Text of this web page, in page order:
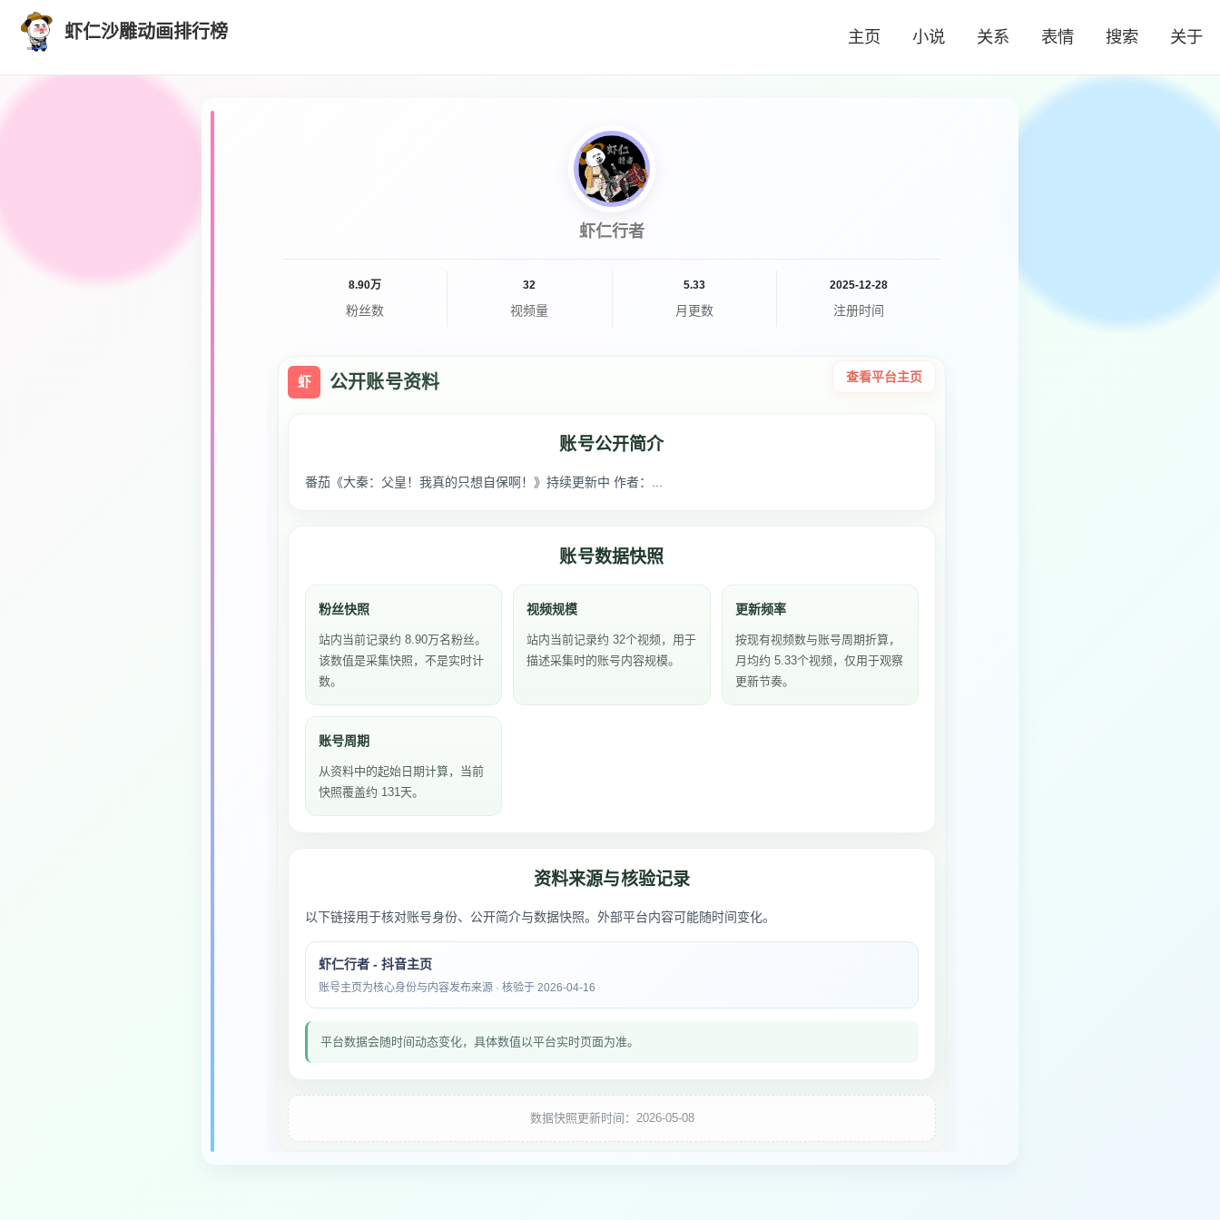
虾仁沙雕动画排行榜 主页 小说 关系 表情 搜索 关于
虾仁行者
8.90万
粉丝数
32
视频量
5.33
月更数
2025-12-28
注册时间
虾 公开账号资料 查看平台主页
账号公开简介
番茄《大秦：父皇！我真的只想自保啊！》持续更新中 作者：...
账号数据快照
粉丝快照
站内当前记录约 8.90万名粉丝。
该数值是采集快照，不是实时计
数。
视频规模
站内当前记录约 32个视频，用于
描述采集时的账号内容规模。
更新频率
按现有视频数与账号周期折算，
月均约 5.33个视频，仅用于观察
更新节奏。
账号周期
从资料中的起始日期计算，当前
快照覆盖约 131天。
资料来源与核验记录
以下链接用于核对账号身份、公开简介与数据快照。外部平台内容可能随时间变化。
虾仁行者 - 抖音主页
账号主页为核心身份与内容发布来源 · 核验于 2026-04-16
平台数据会随时间动态变化，具体数值以平台实时页面为准。
数据快照更新时间：2026-05-08